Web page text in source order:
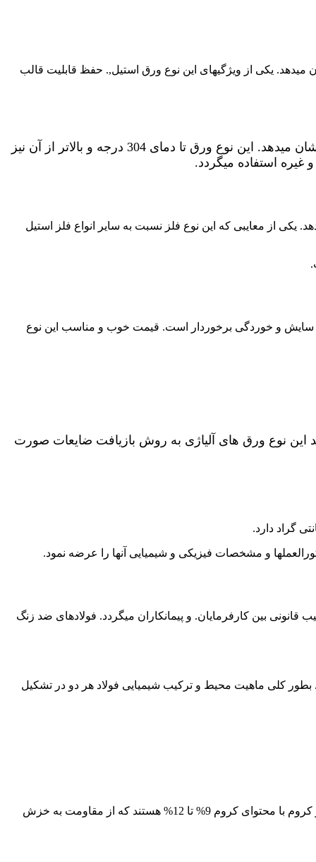
میدهد. یکی از ویژگیهای این نوع ورق استیل,. حفظ قابلیت قالب
این نوع ورق یکی از انواع ورق استیل بشمار میرود. که در مقابله با ساییدگی و خورندگی مقاوب بسیار بالا و خوبی از خود نشان میدهد. این نوع ورق تا دمای 304 درجه و بالاتر از آن نیز
غیره استفاده میگردد.
یکی از معایبی که این نوع فلز نسبت به سایر انواع فلز استیل
سایش و خوردگی برخوردار است. قیمت خوب و مناسب این نوع
استیل ضایعاتی مذاب میشود. و دوباره قالب گیری میشود. بین 68 تا 80 درصد از تولید این نوع ورق های آلیاژی به روش بازیافت ضایعات صورت
بین کارفرمایان. و پیمانکاران میگردد. فولادهای ضد زنگ
خوردگی خفره ایی میگردد. بطور کلی ماهیت محیط و ترکیب شیمیایی فولاد هر دو در تشکیل
دسته دوم، این فولادها، فولادهای نسوز مارتنزیتی هستند. این فولادها، شامل فولادهای کروم متوسط با میزان کروم 5% تا 9%. و فولادهای پر کروم با محتوای کروم 9% تا 12% هستند که از مقاومت به خزش